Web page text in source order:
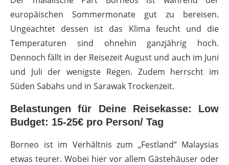
europäischen Sommermonate gut zu bereisen.
Ungeachtet dessen ist das Klima feucht und die
Temperaturen sind ohnehin ganzjährig hoch.
Dennoch fällt in der Reisezeit August und auch im Juni
und Juli der wenigste Regen. Zudem herrscht im
Süden Sabahs und in Sarawak Trockenzeit.
Belastungen für Deine Reisekasse: Low
Budget: 15-25€ pro Person/ Tag
Borneo ist im Verhältnis zum „Festland“ Malaysias
etwas teurer. Wobei hier vor allem Gästehäuser oder